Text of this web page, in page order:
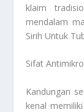
klaim
mendalam
Sirih Untuk
Sifat
Kandungan
kenal